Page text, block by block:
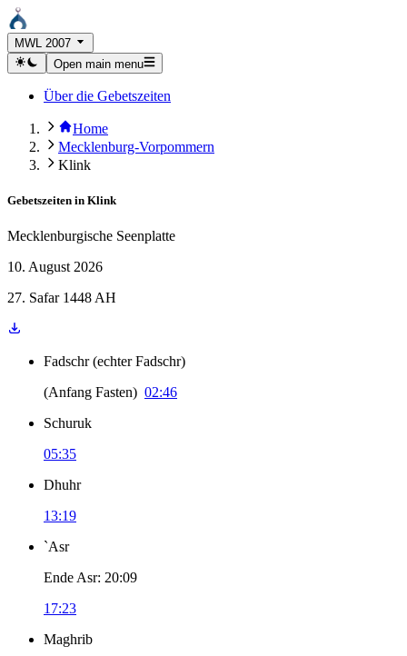
MWL 2007
Open main menu
Über die Gebetszeiten
Home
Mecklenburg-Vorpommern
Klink
Gebetszeiten in Klink
Mecklenburgische Seenplatte
10. August 2026
27. Safar 1448 AH
Fadschr (echter Fadschr)
(Anfang Fasten) 02:46
Schuruk
05:35
Dhuhr
13:19
`Asr
Ende Asr: 20:09
17:23
Maghrib